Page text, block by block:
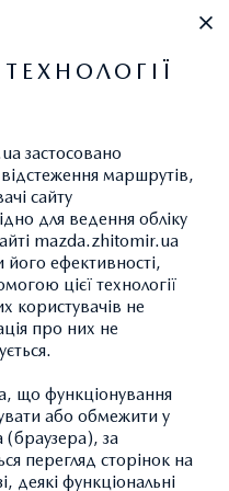
ПРИ
6 ТА
КАСКО В
застосовано
маршрутів,
сайту
для ведення обліку
mazda.zhitomir.ua
його ефективності,
цієї технології
користувачів не
про них не
що функціонування
або обмежити у
(браузера), за
перегляд сторінок на
деякі функціональні